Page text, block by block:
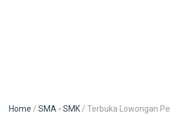
Home / SMA - SMK / Terbuka Lowongan